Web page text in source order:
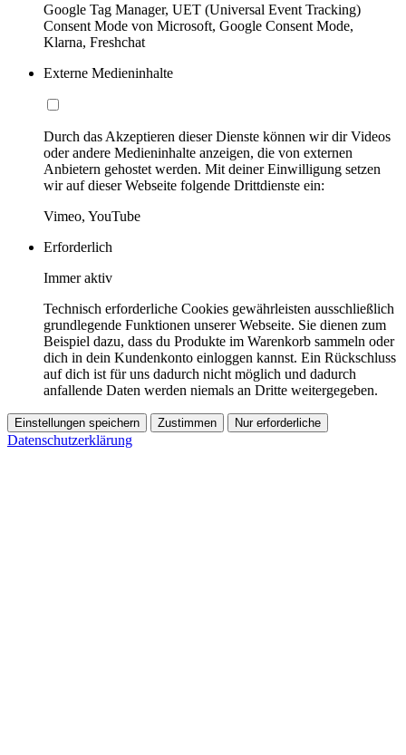
Google Tag Manager, UET (Universal Event Tracking)
Consent Mode von Microsoft, Google Consent Mode,
Klarna, Freshchat
Externe Medieninhalte
Durch das Akzeptieren dieser Dienste können wir dir Videos
oder andere Medieninhalte anzeigen, die von externen
Anbietern gehostet werden. Mit deiner Einwilligung setzen
wir auf dieser Webseite folgende Drittdienste ein:
Vimeo, YouTube
Erforderlich
Immer aktiv
Technisch erforderliche Cookies gewährleisten ausschließlich
grundlegende Funktionen unserer Webseite. Sie dienen zum
Beispiel dazu, dass du Produkte im Warenkorb sammeln oder
dich in dein Kundenkonto einloggen kannst. Ein Rückschluss
auf dich ist für uns dadurch nicht möglich und dadurch
anfallende Daten werden niemals an Dritte weitergegeben.
Einstellungen speichern Zustimmen Nur erforderliche
Datenschutzerklärung